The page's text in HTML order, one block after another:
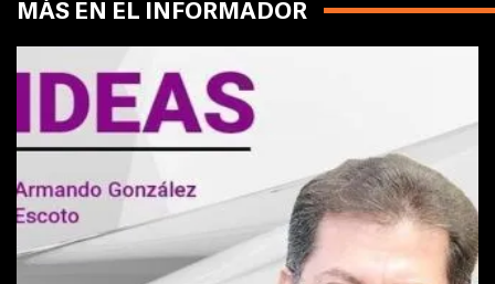
MÁS EN EL INFORMADOR